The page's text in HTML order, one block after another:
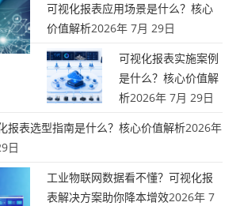
可视化报表应用场景是什么？核心
价值解析2026年 7月 29日
可视化报表实施案例
是什么？核心价值解
析2026年 7月 29日
报表选型指南是什么？核心价值解析2026年
日
工业物联网数据看不懂？可视化报
表解决方案助你降本增效2026年 7